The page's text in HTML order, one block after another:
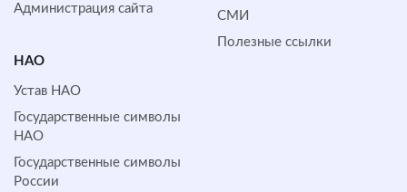
Администрация сайта
СМИ
Полезные ссылки
НАО
Устав НАО
Государственные символы
НАО
Государственные символы
России